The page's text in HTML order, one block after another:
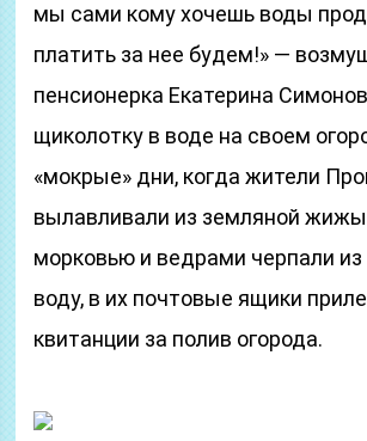
мы сами кому хочешь воды
платить за нее будем!» —
пенсионерка Екатерина
щиколотку в воде на своем
«мокрые» дни, когда жители
вылавливали из земляной
морковью и ведрами черпали из
воду, в их почтовые ящики
квитанции за полив огорода.